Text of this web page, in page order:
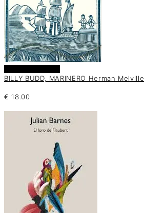
BILLY BUDD, MARINERO Herman Melville
€ 18.00